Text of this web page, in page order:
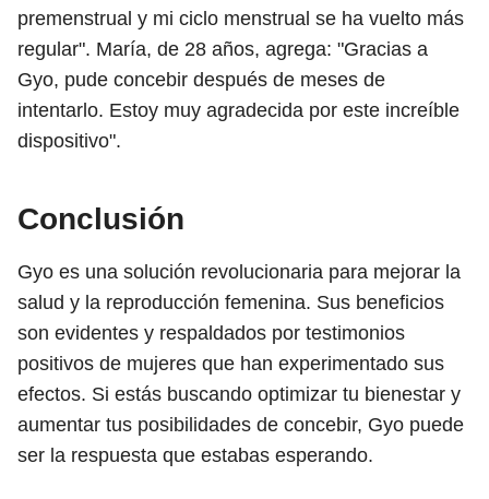
premenstrual y mi ciclo menstrual se ha vuelto más
regular". María, de 28 años, agrega: "Gracias a
Gyo, pude concebir después de meses de
intentarlo. Estoy muy agradecida por este increíble
dispositivo".
Conclusión
Gyo es una solución revolucionaria para mejorar la
salud y la reproducción femenina. Sus beneficios
son evidentes y respaldados por testimonios
positivos de mujeres que han experimentado sus
efectos. Si estás buscando optimizar tu bienestar y
aumentar tus posibilidades de concebir, Gyo puede
ser la respuesta que estabas esperando.